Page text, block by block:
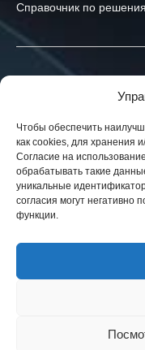
Чтобы обеспечить
как cookies, для хранения
Согласие на
обрабатывать такие
уникальные
согласия могут негативно
функции.
Справочник по
info@h-x.technology
540043 ,Targu
Юридические лица в
юрисдикции.
Новости
Блог